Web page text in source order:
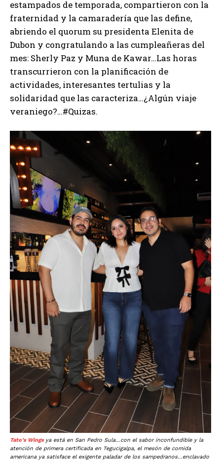
estampados de temporada, compartieron con la
fraternidad y la camaradería que las define,
abriendo el quorum su presidenta Elenita de
Dubon y congratulando a las cumpleañeras del
mes: Sherly Paz y Muna de Kawar…Las horas
transcurrieron con la planificación de
actividades, interesantes tertulias y la
solidaridad que las caracteriza…¿Algún viaje
veraniego?…#Quizas.
Tato’s Wings ya está en San Pedro Sula…con el sabor inconfundible y la
atención de primera certificada en Tegucigalpa, el mesón de comida
americana ya satisface el exigente paladar de los sampedranos…enclavado